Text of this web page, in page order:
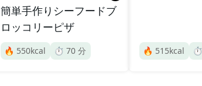
簡単手作りシーフードブ
ロッコリーピザ
🔥 550kcal ⏱️ 70 分 🔥 515kcal ⏱️